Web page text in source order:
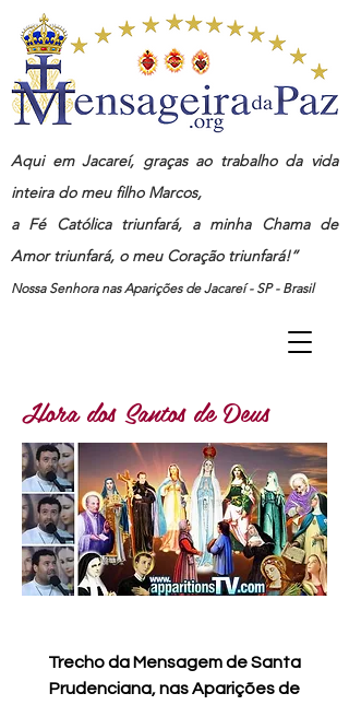
Aqui em Jacareí, graças ao trabalho da vida
inteira do meu filho Marcos,
a Fé Católica triunfará, a minha Chama de
Amor triunfará, o meu Coração triunfará!”
Nossa Senhora nas Aparições de Jacareí - SP - Brasil
Hora dos Santos de Deus
Trecho da Mensagem de Santa
Prudenciana, nas Aparições de